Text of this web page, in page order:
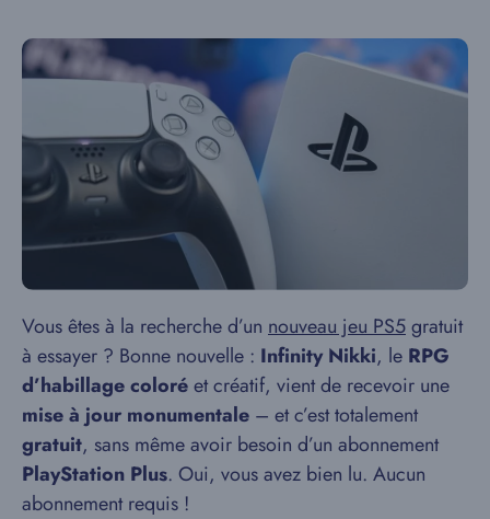
Vous êtes à la recherche d’un nouveau jeu PS5gratuit
à essayer ? Bonne nouvelle : Infinity Nikki, le RPG
d’habillage coloréet créatif, vient de recevoir une
mise à jour monumentale – et c’est totalement
gratuit, sans même avoir besoin d’un abonnement
PlayStation Plus. Oui, vous avez bien lu. Aucun
abonnement requis !